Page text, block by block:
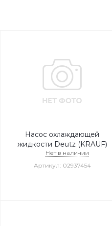
Насос охлаждающей
жидкости Deutz (KRAUF)
Нет в наличии
Артикул: 02937454